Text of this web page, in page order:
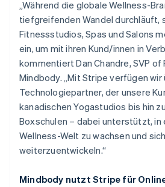
„Während die globale Wellness-
tiefgreifenden Wandel durchläuft,
Fitnessstudios, Spas und Salons
ein, um mit ihren Kund/innen in
kommentiert Dan Chandre, SVP
Mindbody. „Mit Stripe verfügen
Technologiepartner, der unsere
kanadischen Yogastudios bis hin
Boxschulen – dabei unterstützt, in
Wellness-Welt zu wachsen und sich
weiterzuentwickeln.“
Mindbody nutzt Stripe für